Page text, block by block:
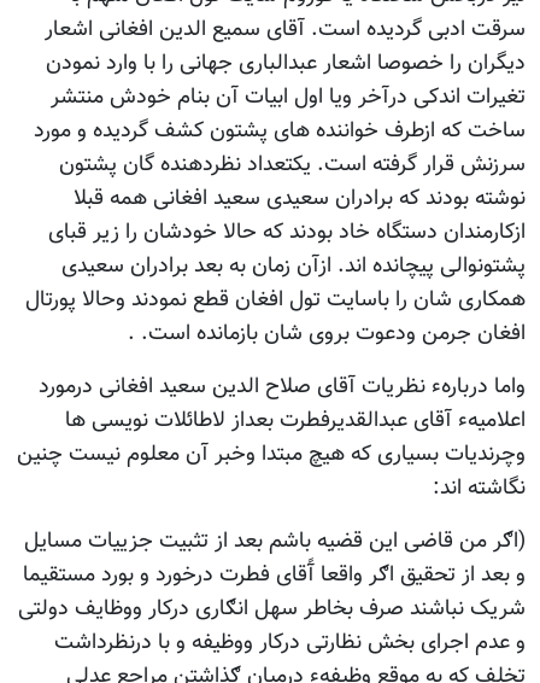
سرقت ادبی گردیده است. آقای سمیع الدین افغانی اشعار
دیگران را خصوصا اشعار عبدالباری جهانی را با وارد نمودن
تغیرات اندکی درآخر ویا اول ابیات آن بنام خودش منتشر
ساخت که ازطرف خواننده های پشتون کشف گردیده و مورد
سرزنش قرار گرفته است. یکتعداد نظردهنده گان پشتون
نوشته بودند که برادران سعیدی سعید افغانی همه قبلا
ازکارمندان دستگاه خاد بودند که حالا خودشان را زیر قبای
پشتونوالی پیچانده اند. ازآن زمان به بعد برادران سعیدی
همکاری شان را باسایت تول افغان قطع نمودند وحالا پورتال
افغان جرمن ودعوت بروی شان بازمانده است. .
واما دربارهء نظریات آقای صلاح الدین سعید افغانی درمورد
اعلامیهء آقای عبدالقدیرفطرت بعداز لاطائلات نویسی ها
وچرندیات بسیاری که هیچ مبتدا وخبر آن معلوم نیست چنین
نگاشته اند:
(اګر من قاضی این قضیه باشم بعد از تثبیت جزییات مسایل
و بعد از تحقیق اګر واقعا آًقای فطرت درخورد و بورد مستقیما
شریک نباشند صرف بخاطر سهل انګاری درکار ووظایف دولتی
و عدم اجرای بخش نظارتی درکار ووظیفه و با درنظرداشت